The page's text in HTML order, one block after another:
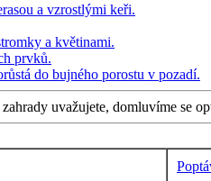
uvažujete, domluvíme se